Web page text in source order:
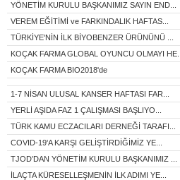
YÖNETİM KURULU BAŞKANIMIZ SAYIN END...
VEREM EĞİTİMİ ve FARKINDALIK HAFTAS...
TÜRKİYE'NİN İLK BİYOBENZER ÜRÜNÜNÜ ...
KOÇAK FARMA GLOBAL OYUNCU OLMAYI HE...
KOÇAK FARMA BIO2018'de
1-7 NİSAN ULUSAL KANSER HAFTASI FAR...
YERLİ AŞIDA FAZ 1 ÇALIŞMASI BAŞLIYO...
TÜRK KAMU ECZACILARI DERNEĞİ TARAFI...
COVID-19'A KARŞI GELİŞTİRDİĞİMİZ YE...
TJOD’DAN YÖNETİM KURULU BAŞKANIMIZ ...
İLAÇTA KÜRESELLEŞMENİN İLK ADIMI YE...